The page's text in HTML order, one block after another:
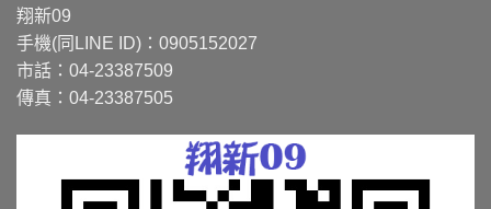
翔新09
手機(同LINE ID)：0905152027
市話：04-23387509
傳真：04-23387505